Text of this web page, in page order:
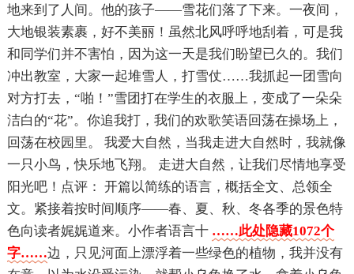
地来到了人间。他的孩子——雪花们落了下来。一夜间，
大地银装素裹，好不美丽！虽然北风呼呼地刮着，可是我
和同学们并不害怕，因为这一天是我们盼望已久的。我们
冲出教室，大家一起堆雪人，打雪仗……我抓起一团雪向
对方打去，“啪！”雪团打在学生的衣服上，变成了一朵朵
洁白的“花”。你追我打，我们的欢歌笑语回荡在操场上，
回荡在校园里。 我爱大自然，当我走进大自然时，我就像
一只小鸟，快乐地飞翔。 走进大自然，让我们尽情地享受
阳光吧！点评： 开篇以简练的语言，概括全文、总领全
文。紧接着按时间顺序——春、夏、秋、冬各季的景色特
色向读者娓娓道来。小作者语言十 ……此处隐藏1072个
字……边，只见河面上漂浮着一些绿色的植物，我并没有